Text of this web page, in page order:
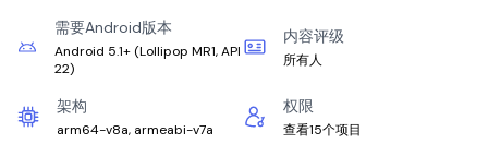
需要Android版本
Android 5.1+ (Lollipop MR1, API
22)
内容评级
所有人
架构
arm64-v8a, armeabi-v7a
权限
查看15个项目